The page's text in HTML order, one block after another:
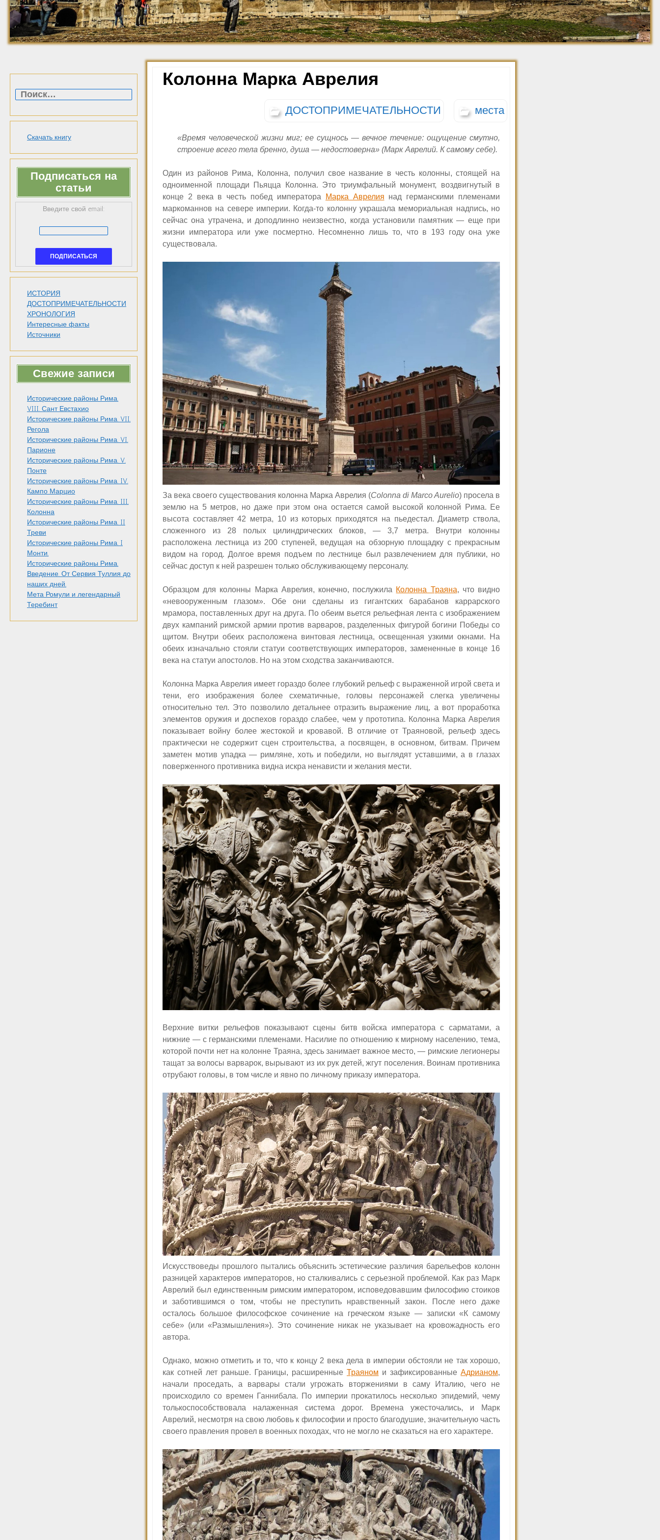
Средневековье
Возрождение и
Барокко
Джованни Баттиста
Пиранези
Ретро фото. 1910-
1920
Ретро фото. 1921-
1930
Скачать книгу
Подписаться на
статьи
Введите свой email:
ИСТОРИЯ
ДОСТОПРИМЕЧАТЕЛЬНОСТИ
ХРОНОЛОГИЯ
Интересные факты
Источники
Свежие записи
Исторические районы Рима.
VIII. Сант Евстахио
Исторические районы Рима. VII.
Регола
Исторические районы Рима. VI.
Парионе
Исторические районы Рима. V.
Понте
Исторические районы Рима. IV.
Кампо Марцио
Исторические районы Рима. III.
Колонна
Исторические районы Рима. II
Треви
Исторические районы Рима. I
Монти.
Исторические районы Рима.
Введение. От Сервия Туллия до
наших дней.
Мета Ромули и легендарный
Теребинт
Колонна Марка Аврелия
ДОСТОПРИМЕЧАТЕЛЬНОСТИ места
«Время человеческой жизни миг; ее сущнось — вечное течение: ощущение смутно,
строение всего тела бренно, душа — недостоверна» (Марк Аврелий. К самому себе).
Один из районов Рима, Колонна, получил свое название в честь колонны, стоящей на
одноименной площади Пьяцца Колонна. Это триумфальный монумент, воздвигнутый в
конце 2 века в честь побед императора
Марка Аврелия над германскими племенами
маркоманнов на севере империи. Когда-то колонну украшала мемориальная надпись, но
сейчас она утрачена, и доподлинно неизвестно, когда установили памятник — еще при
жизни императора или уже посмертно. Несомненно лишь то, что в 193 году она уже
существовала.
За века своего существования колонна Марка Аврелия (Colonna di Marco Aurelio) просела в
землю на 5 метров, но даже при этом она остается самой высокой колонной Рима. Ее
высота составляет 42 метра, 10 из которых приходятся на пьедестал. Диаметр ствола,
сложенного из 28 полых цилиндрических блоков, — 3,7 метра. Внутри колонны
расположена лестница из 200 ступеней, ведущая на обзорную площадку с прекрасным
видом на город. Долгое время подъем по лестнице был развлечением для публики, но
сейчас доступ к ней разрешен только обслуживающему персоналу.
Образцом для колонны Марка Аврелия, конечно, послужила Колонна Траяна, что видно
«невооруженным глазом». Обе они сделаны из гигантских барабанов каррарского
мрамора, поставленных друг на друга. По обеим вьется рельефная лента с изображением
двух кампаний римской армии против варваров, разделенных фигурой богини Победы со
щитом. Внутри обеих расположена винтовая лестница, освещенная узкими окнами. На
обеих изначально стояли статуи соответствующих императоров, замененные в конце 16
века на статуи апостолов. Но на этом сходства заканчиваются.
Колонна Марка Аврелия имеет гораздо более глубокий рельеф с выраженной игрой света и
тени, его изображения более схематичные, головы персонажей слегка увеличены
относительно тел. Это позволило детальнее отразить выражение лиц, а вот проработка
элементов оружия и доспехов гораздо слабее, чем у прототипа. Колонна Марка Аврелия
показывает войну более жестокой и кровавой. В отличие от Траяновой, рельеф здесь
практически не содержит сцен строительства, а посвящен, в основном, битвам. Причем
заметен мотив упадка — римляне, хоть и победили, но выглядят уставшими, а в глазах
поверженного противника видна искра ненависти и желания мести.
Верхние витки рельефов показывают сцены битв войска императора с сарматами, а
нижние — с германскими племенами. Насилие по отношению к мирному населению, тема,
которой почти нет на колонне Траяна, здесь занимает важное место, — римские легионеры
тащат за волосы варварок, вырывают из их рук детей, жгут поселения. Воинам противника
отрубают головы, в том числе и явно по личному приказу императора.
Искусствоведы прошлого пытались объяснить эстетические различия барельефов колонн
разницей характеров императоров, но сталкивались с серьезной проблемой. Как раз Марк
Аврелий был единственным римским императором, исповедовавшим философию стоиков
и заботившимся о том, чтобы не преступить нравственный закон. После него даже
осталось большое философское сочинение на греческом языке — записки «К самому
себе» (или «Размышления»). Это сочинение никак не указывает на кровожадность его
автора.
Однако, можно отметить и то, что к концу 2 века дела в империи обстояли не так хорошо,
как сотней лет раньше. Границы, расширенные Траяном и зафиксированные Адрианом,
начали проседать, а варвары стали угрожать вторжениями в саму Италию, чего не
происходило со времен Ганнибала. По империи прокатилось несколько эпидемий, чему
толькоспособствовала налаженная система дорог. Времена ужесточались, и Марк
Аврелий, несмотря на свою любовь к философии и просто благодушие, значительную часть
своего правления провел в военных походах, что не могло не сказаться на его характере.